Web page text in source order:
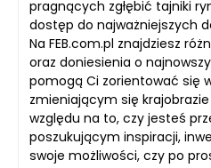
pragnących zgłębić tajniki
dostęp do najważniejszych
Na FEB.com.pl znajdziesz
oraz doniesienia o
pomogą Ci zorientować się
zmieniającym się
względu na to, czy jesteś
poszukującym inspiracji,
swoje możliwości, czy po